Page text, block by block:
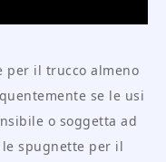
per il trucco almeno
se le usi
o soggetta ad
spugnette per il